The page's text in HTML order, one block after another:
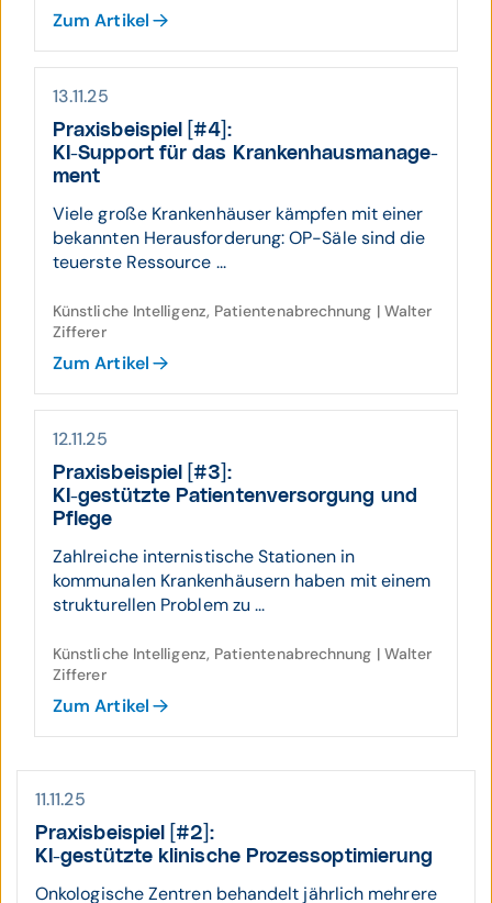
Zum Artikel
13.11.25
Praxis­beispiel [#4]:
KI-Support für das Kranken­haus­manage­
ment
Viele große Krankenhäuser kämpfen mit einer
bekannten Herausforderung: OP-Säle sind die
teuerste Ressource ...
Künstliche Intelligenz, Patientenabrechnung | Walter
Zifferer
Zum Artikel
12.11.25
Praxis­beispiel [#3]:
KI-gestützte Patienten­ver­sorgung und
Pflege
Zahlreiche internistische Stationen in
kommunalen Krankenhäusern haben mit einem
strukturellen Problem zu ...
Künstliche Intelligenz, Patientenabrechnung | Walter
Zifferer
Zum Artikel
11.11.25
Praxis­beispiel [#2]:
KI-gestützte klinische Prozess­opti­mierung
Onkologische Zentren behandelt jährlich mehrere